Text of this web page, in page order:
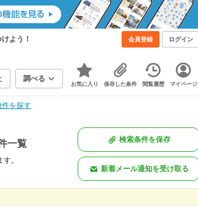
よう！ 会員登録 ログイン
調べる
お気に入り 保存した条件 閲覧履歴 マイページ
を探す
一覧
。
検索条件を保存
新着メール通知を受け取る